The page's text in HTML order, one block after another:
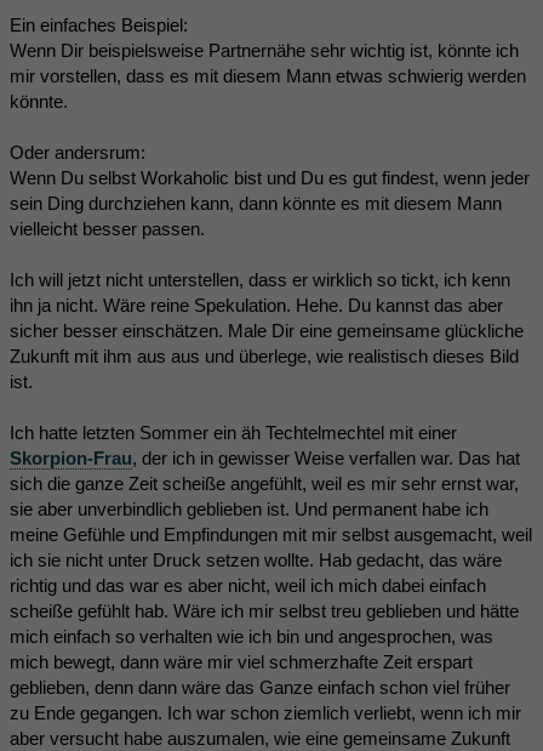
Ein einfaches Beispiel:
Wenn Dir beispielsweise Partnernähe sehr wichtig ist, könnte ich
mir vorstellen, dass es mit diesem Mann etwas schwierig werden
könnte.
Oder andersrum:
Wenn Du selbst Workaholic bist und Du es gut findest, wenn jeder
sein Ding durchziehen kann, dann könnte es mit diesem Mann
vielleicht besser passen.
Ich will jetzt nicht unterstellen, dass er wirklich so tickt, ich kenn
ihn ja nicht. Wäre reine Spekulation. Hehe. Du kannst das aber
sicher besser einschätzen. Male Dir eine gemeinsame glückliche
Zukunft mit ihm aus aus und überlege, wie realistisch dieses Bild
ist.
Ich hatte letzten Sommer ein äh Techtelmechtel mit einer
Skorpion-Frau, der ich in gewisser Weise verfallen war. Das hat
sich die ganze Zeit scheiße angefühlt, weil es mir sehr ernst war,
sie aber unverbindlich geblieben ist. Und permanent habe ich
meine Gefühle und Empfindungen mit mir selbst ausgemacht, weil
ich sie nicht unter Druck setzen wollte. Hab gedacht, das wäre
richtig und das war es aber nicht, weil ich mich dabei einfach
scheiße gefühlt hab. Wäre ich mir selbst treu geblieben und hätte
mich einfach so verhalten wie ich bin und angesprochen, was
mich bewegt, dann wäre mir viel schmerzhafte Zeit erspart
geblieben, denn dann wäre das Ganze einfach schon viel früher
zu Ende gegangen. Ich war schon ziemlich verliebt, wenn ich mir
aber versucht habe auszumalen, wie eine gemeinsame Zukunft